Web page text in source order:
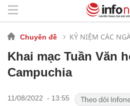
Chuyên đề KỶ NIỆM CÁC
Khai mạc Tuần Văn
Campuchia
11/08/2022 - 13:55